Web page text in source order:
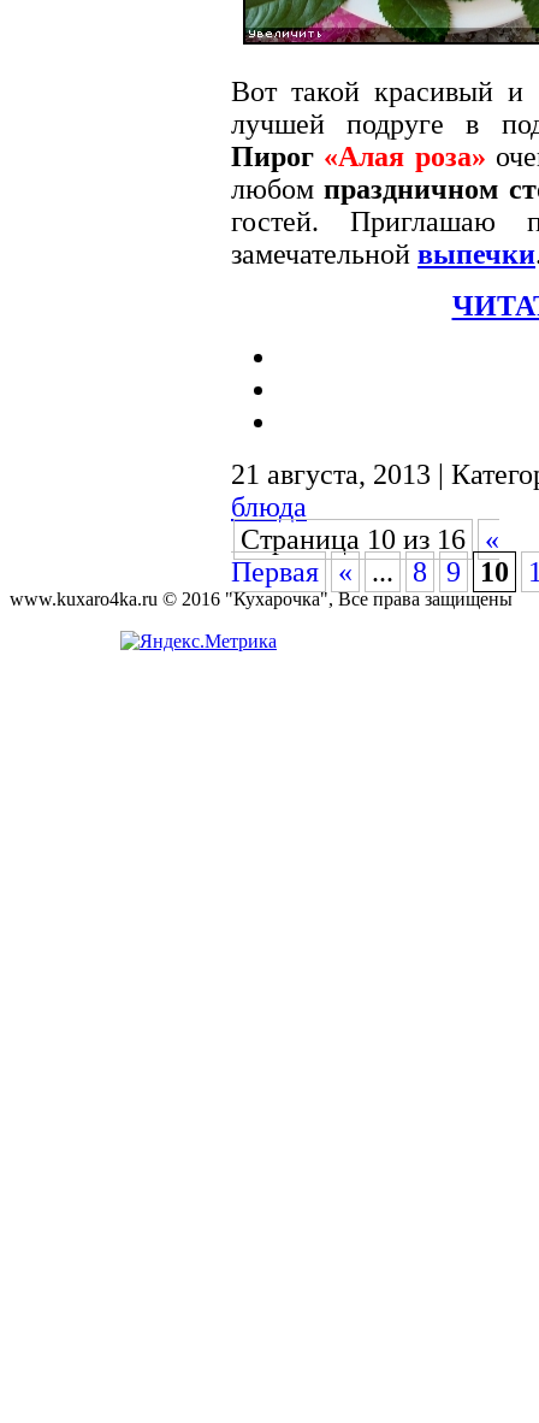
Вот такой красивый и
лучшей подруге в
Пирог «Алая роза»
любомпраздничном
гостей. Приглашаю
замечательной выпечки
21 августа, 2013 |
блюда
Страница 10 из 16
«
Первая
« ... 8 9 10
www.kuxaro4ka.ru © 2016 "Кухарочка", Все права защищены